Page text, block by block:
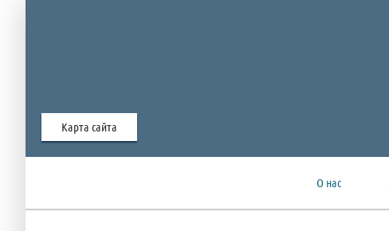
Карта сайта
О нас